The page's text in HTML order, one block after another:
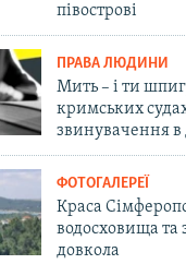
півострові
ПРАВА ЛЮДИНИ
Мить – і ти
кримських
звинувачення в
ФОТОГАЛЕРЕЇ
Краса
водосховища та
довкола